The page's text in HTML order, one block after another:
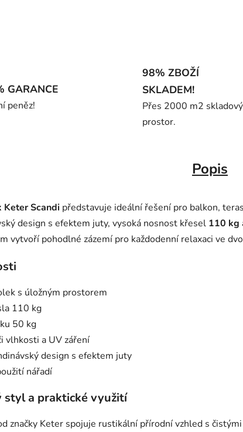
GARANCE
peněz!
98% ZBOŽÍ
SKLADEM!
Přes 2000 m2
prostor.
Popis
Keter Scandi představuje ideální řešení pro balkon,
design s efektem juty, vysoká nosnost křesel 110 kg
vytvoří pohodlné zázemí pro každodenní relaxaci ve
s úložným prostorem
110 kg
50 kg
vlhkosti a UV záření
design s efektem juty
nářadí
styl a praktické využití
značky Keter spojuje rustikální přírodní vzhled s